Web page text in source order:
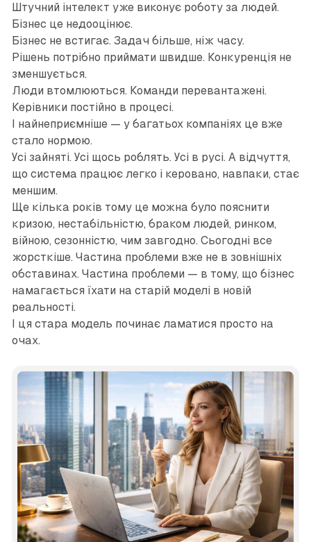
Штучний інтелект уже виконує роботу за людей.
Бізнес це недооцінює.
Бізнес не встигає. Задач більше, ніж часу.
Рішень потрібно приймати швидше. Конкуренція не
зменшується.
Люди втомлюються. Команди перевантажені.
Керівники постійно в процесі.
І найнеприємніше — у багатьох компаніях це вже
стало нормою.
Усі зайняті. Усі щось роблять. Усі в русі. А відчуття,
що система працює легко і керовано, навпаки, стає
меншим.
Ще кілька років тому це можна було пояснити
кризою, нестабільністю, браком людей, ринком,
війною, сезонністю, чим завгодно. Сьогодні все
жорсткіше. Частина проблеми вже не в зовнішніх
обставинах. Частина проблеми — в тому, що бізнес
намагається їхати на старій моделі в новій
реальності.
І ця стара модель починає ламатися просто на
очах.